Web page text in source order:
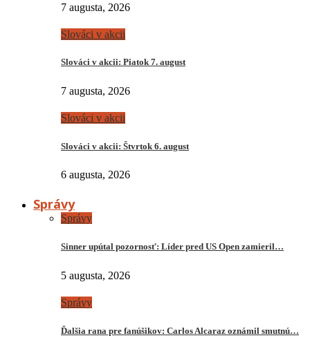
7 augusta, 2026
Slováci v akcii
Slováci v akcii: Piatok 7. august
7 augusta, 2026
Slováci v akcii
Slováci v akcii: Štvrtok 6. august
6 augusta, 2026
Správy
Správy
Sinner upútal pozornosť: Líder pred US Open zamieril…
5 augusta, 2026
Správy
Ďalšia rana pre fanúšikov: Carlos Alcaraz oznámil smutnú…